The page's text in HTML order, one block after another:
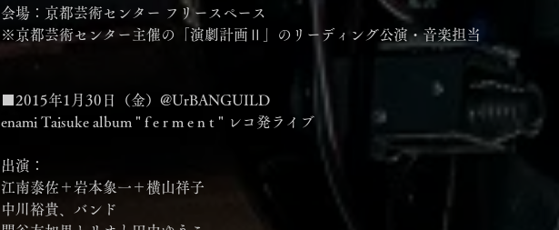
会場：京都芸術センター フリースペース
※京都芸術センター主催の「演劇計画Ⅱ」のリーディング公演・音楽担当
■2015年1月30日（金）@UrBANGUILD
enami Taisuke album " f e r m e n t " レコ発ライブ
出演：
江南泰佐＋岩本象一＋横山祥子
中川裕貴、バンド